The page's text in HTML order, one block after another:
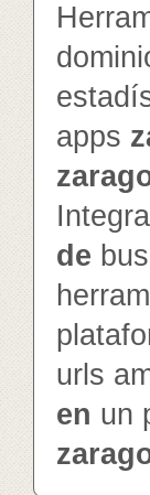
apps
de
urls
en un